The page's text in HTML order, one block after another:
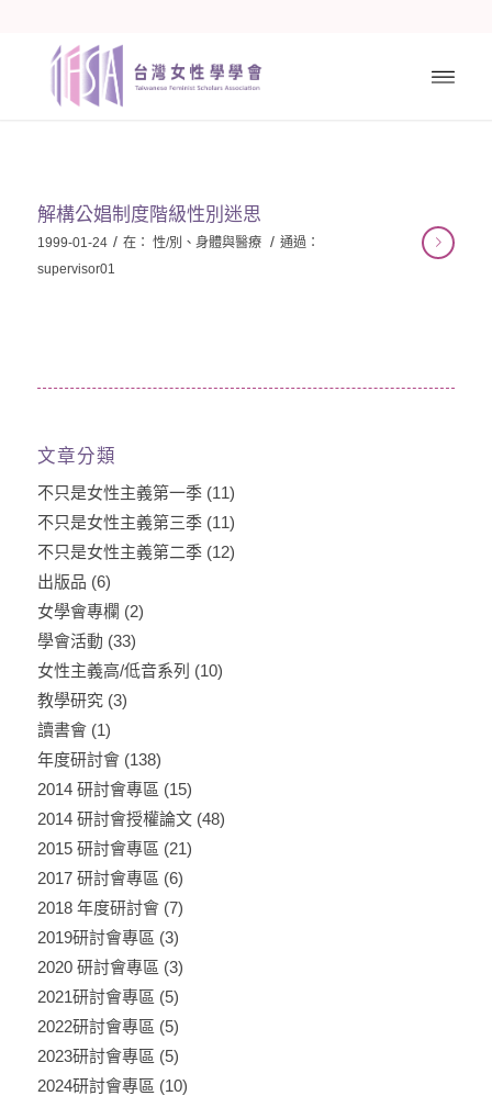
解構公娼制度階級性別迷思
1999-01-24 / 在： 性/別、身體與醫療 / 通過：
supervisor01
文章分類
不只是女性主義第一季(11)
不只是女性主義第三季(11)
不只是女性主義第二季(12)
出版品 (6)
女學會專欄 (2)
學會活動 (33)
女性主義高/低音系列 (10)
教學研究(3)
讀書會(1)
年度研討會(138)
2014 研討會專區 (15)
2014 研討會授權論文(48)
2015 研討會專區 (21)
2017 研討會專區 (6)
2018 年度研討會(7)
2019研討會專區 (3)
2020 研討會專區 (3)
2021研討會專區 (5)
2022研討會專區 (5)
2023研討會專區 (5)
2024研討會專區 (10)